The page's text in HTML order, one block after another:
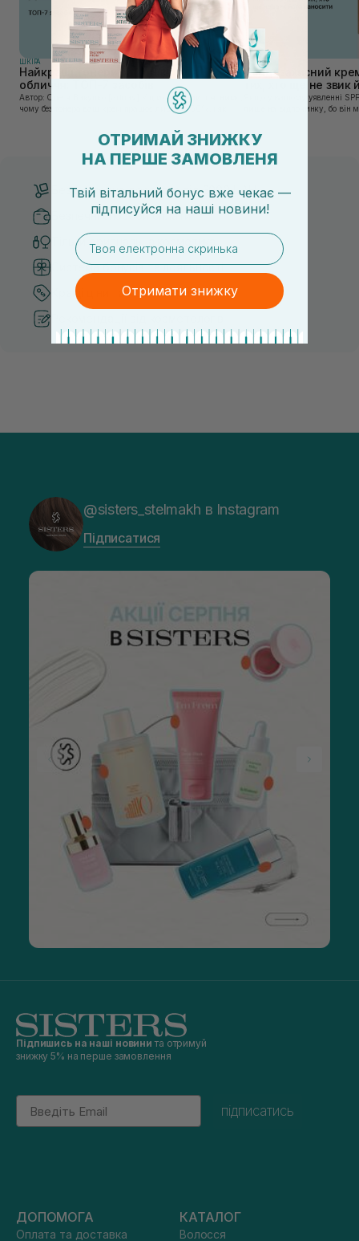
ШКIРА
Найкращі тонери та тоніки для
обличчя: ТОП-7 засобів
Автор: Олеся Вакулко [artnav] У цій статті ми пояснимо,
чому без тонера ваш крем працює лише на 50%, і як
ШКIРА
Сонцезахисний
тих, хто ще не звик
Якщо у вашому уявленні
лише на відпочинку, бо він
Безкоштовна доставка від 3000 UAH
Безпечні способи оплати
Тільки оригінальна косметика
Система бонусів та лояльності
Кращі ціни та топ товари
@sisters_stelmakh в Instagram
Підписатися
Підпишись на наші новини та отримуй
знижку 5% на перше замовлення
Email
підписатись
ДОПОМОГА
Оплата та доставка
КАТАЛОГ
Волосся
ОТРИМАЙ ЗНИЖКУ
НА ПЕРШЕ ЗАМОВЛЕНЯ
Твій вітальний бонус вже чекає —
підписуйся на наші новини!
email
Отримати знижку